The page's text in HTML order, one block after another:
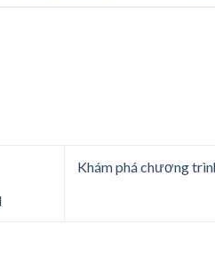
Khám phá chương